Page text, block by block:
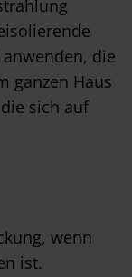
die
ganzen Haus
sich auf
wenn
ist.